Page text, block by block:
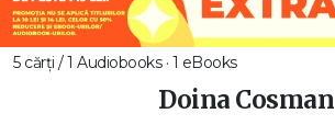
5 cărți / 1 Audiobooks · 1 eBooks
Doina Cosman